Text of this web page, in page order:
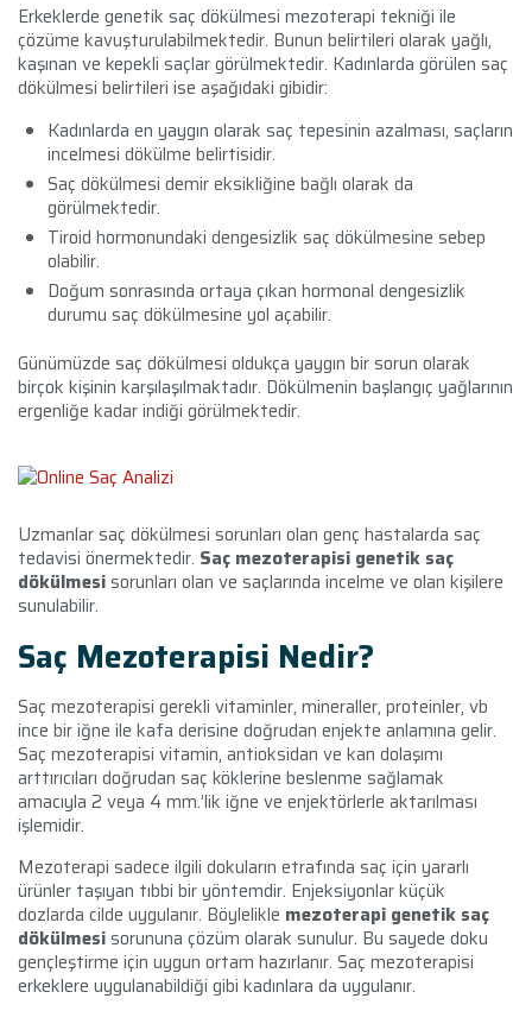
Erkeklerde genetik saç dökülmesi mezoterapi tekniği ile
çözüme kavuşturulabilmektedir. Bunun belirtileri olarak yağlı,
kaşınan ve kepekli saçlar görülmektedir. Kadınlarda görülen saç
dökülmesi belirtileri ise aşağıdaki gibidir:
Kadınlarda en yaygın olarak saç tepesinin azalması, saçların
incelmesi dökülme belirtisidir.
Saç dökülmesi demir eksikliğine bağlı olarak da
görülmektedir.
Tiroid hormonundaki dengesizlik saç dökülmesine sebep
olabilir.
Doğum sonrasında ortaya çıkan hormonal dengesizlik
durumu saç dökülmesine yol açabilir.
Günümüzde saç dökülmesi oldukça yaygın bir sorun olarak
birçok kişinin karşılaşılmaktadır. Dökülmenin başlangıç yağlarının
ergenliğe kadar indiği görülmektedir.
Uzmanlar saç dökülmesi sorunları olan genç hastalarda saç
tedavisi önermektedir. Saç mezoterapisi genetik saç
dökülmesisorunları olan ve saçlarında incelme ve olan kişilere
sunulabilir.
Saç Mezoterapisi Nedir?
Saç mezoterapisi gerekli vitaminler, mineraller, proteinler, vb
ince bir iğne ile kafa derisine doğrudan enjekte anlamına gelir.
Saç mezoterapisi vitamin, antioksidan ve kan dolaşımı
arttırıcıları doğrudan saç köklerine beslenme sağlamak
amacıyla 2 veya 4 mm.’lik iğne ve enjektörlerle aktarılması
işlemidir.
Mezoterapi sadece ilgili dokuların etrafında saç için yararlı
ürünler taşıyan tıbbi bir yöntemdir. Enjeksiyonlar küçük
dozlarda cilde uygulanır. Böylelikle mezoterapi genetik saç
dökülmesisorununa çözüm olarak sunulur. Bu sayede doku
gençleştirme için uygun ortam hazırlanır. Saç mezoterapisi
erkeklere uygulanabildiği gibi kadınlara da uygulanır.